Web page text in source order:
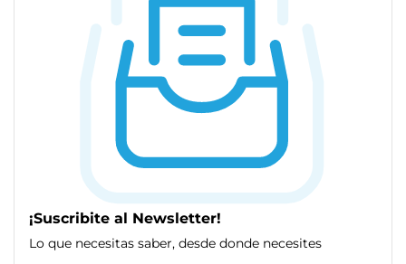
¡Suscribite al Newsletter!
Lo que necesitas saber, desde donde necesites